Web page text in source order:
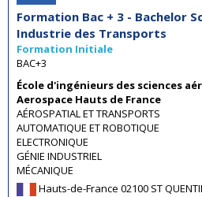
Formation Bac + 3 - Bachelor
Industrie des Transports
Formation Initiale
BAC+3
École d'ingénieurs des sciences
Aerospace Hauts de France
AÉROSPATIAL ET TRANSPORTS
AUTOMATIQUE ET ROBOTIQUE
ELECTRONIQUE
GÉNIE INDUSTRIEL
MÉCANIQUE
Hauts-de-France 02100 ST